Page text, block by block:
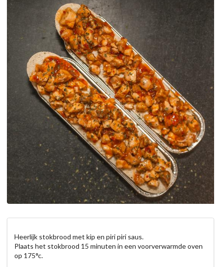
Heerlijk stokbrood met kip en piri piri saus.
Plaats het stokbrood 15 minuten in een voorverwarmde oven
op 175°c.